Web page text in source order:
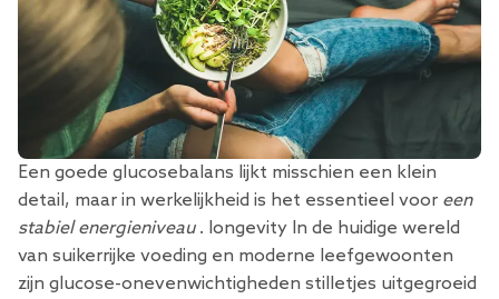
Een goede glucosebalans lijkt misschien een klein
detail, maar in werkelijkheid is het essentieel voor een
stabiel energieniveau. longevity In de huidige wereld
van suikerrijke voeding en moderne leefgewoonten
zijn glucose-onevenwichtigheden stilletjes uitgegroeid